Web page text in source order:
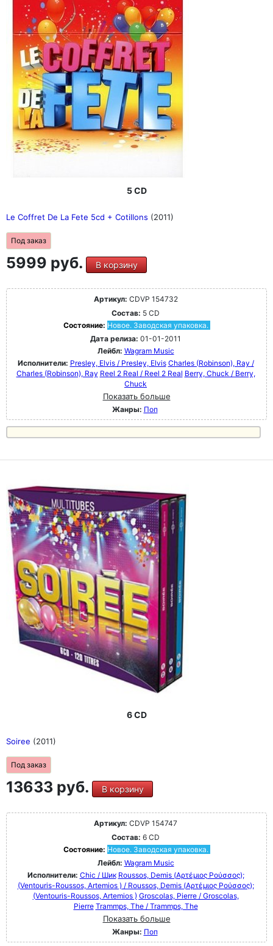
5 CD
Le Coffret De La Fete 5cd + Cotillons (2011)
Под заказ
5999 руб. В корзину
Артикул: CDVP 154732
Состав: 5 CD
Состояние: Новое. Заводская упаковка.
Дата релиза: 01-01-2011
Лейбл: Wagram Music
Исполнители: Presley, Elvis / Presley, Elvis Charles (Robinson), Ray /
Charles (Robinson), Ray Reel 2 Real / Reel 2 Real Berry, Chuck / Berry,
Chuck
Показать больше
Жанры: Поп
6 CD
Soiree (2011)
Под заказ
13633 руб. В корзину
Артикул: CDVP 154747
Состав: 6 CD
Состояние: Новое. Заводская упаковка.
Лейбл: Wagram Music
Исполнители: Chic / Шик Roussos, Demis (Αρτέμιος Ρούσσος);
(Ventouris-Roussos, Artemios ) / Roussos, Demis (Αρτέμιος Ρούσσος);
(Ventouris-Roussos, Artemios ) Groscolas, Pierre / Groscolas,
Pierre Trammps, The / Trammps, The
Показать больше
Жанры: Поп